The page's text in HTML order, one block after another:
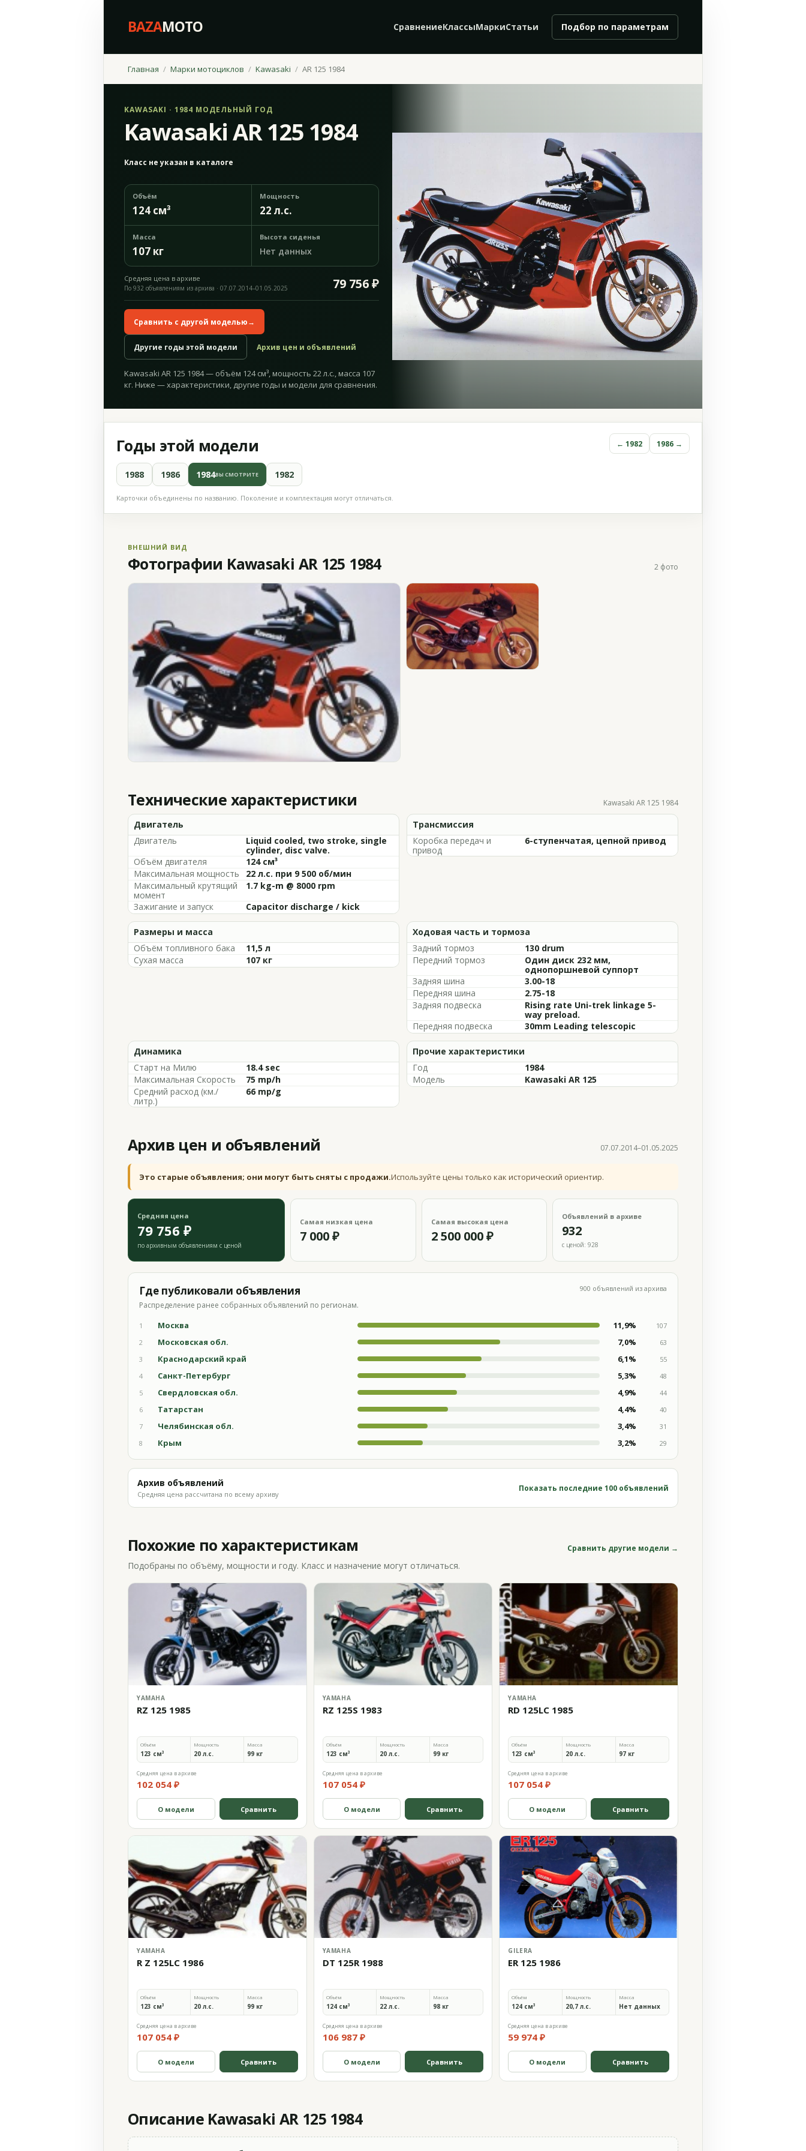
BAZAMOTO СравнениеКлассыМаркиСтатьи Подбор по параметрам
Главная Марки мотоциклов Kawasaki AR 125 1984
KAWASAKI · 1984 МОДЕЛЬНЫЙ ГОД
Kawasaki AR 125 1984
Класс не указан в каталоге
Объём
124 см³
Мощность
22 л.с.
Масса
107 кг
Высота сиденья
Нет данных
Средняя цена в архиве 79 756 ₽
По 932 объявлениям из архива · 07.07.2014–01.05.2025
Сравнить с другой моделью→
Другие годы этой модели Архив цен и объявлений
Kawasaki AR 125 1984 — объём 124 см³, мощность 22 л.с., масса 107
кг. Ниже — характеристики, другие годы и модели для сравнения.
Годы этой модели ← 1982 1986 →
1988 1986 1984ВЫ СМОТРИТЕ 1982
Карточки объединены по названию. Поколение и комплектация могут отличаться.
ВНЕШНИЙ ВИД
Фотографии Kawasaki AR 125 1984 2 фото
Технические характеристики Kawasaki AR 125 1984
Двигатель
Двигатель
Liquid cooled, two stroke, single
cylinder, disc valve.
Объём двигателя
124 см³
Максимальная мощность
22 л.с. при 9 500 об/мин
Максимальный крутящий
момент
1.7 kg-m @ 8000 rpm
Зажигание и запуск
Capacitor discharge / kick
Трансмиссия
Коробка передач и
привод
6-ступенчатая, цепной привод
Размеры и масса
Объём топливного бака
11,5 л
Сухая масса
107 кг
Ходовая часть и тормоза
Задний тормоз
130 drum
Передний тормоз
Один диск 232 мм,
однопоршневой суппорт
Задняя шина
3.00-18
Передняя шина
2.75-18
Задняя подвеска
Rising rate Uni-trek linkage 5-
way preload.
Передняя подвеска
30mm Leading telescopic
Динамика
Старт на Милю
18.4 sec
Максимальная Скорость
75 mp/h
Средний расход (км./
литр.)
66 mp/g
Прочие характеристики
Год
1984
Модель
Kawasaki AR 125
Архив цен и объявлений 07.07.2014–01.05.2025
Это старые объявления; они могут быть сняты с продажи.Используйте цены только как исторический ориентир.
Средняя цена
79 756 ₽
по архивным объявлениям с ценой
Самая низкая цена
7 000 ₽
Самая высокая цена
2 500 000 ₽
Объявлений в архиве
932
с ценой: 928
Где публиковали объявления
Распределение ранее собранных объявлений по регионам.
900 объявлений из архива
1 Москва 11,9%
107
2
Московская обл. 7,0%
63
3
Краснодарский край 6,1%
55
4
Санкт-Петербург 5,3%
48
5
Свердловская обл. 4,9%
44
6
Татарстан 4,4%
40
7
Челябинская обл. 3,4%
31
8
Крым 3,2% 29
Архив объявлений
Средняя цена рассчитана по всему архиву
Показать последние 100 объявлений
Похожие по характеристикам Сравнить другие модели →
Подобраны по объёму, мощности и году. Класс и назначение могут отличаться.
YAMAHA
RZ 125 1985
Объём
123 см³
Мощность
20 л.с.
Масса
99 кг
Средняя цена в архиве
102 054 ₽
О модели Сравнить
YAMAHA
RZ 125S 1983
Объём
123 см³
Мощность
20 л.с.
Масса
99 кг
Средняя цена в архиве
107 054 ₽
О модели Сравнить
YAMAHA
RD 125LC 1985
Объём
123 см³
Мощность
20 л.с.
Масса
97 кг
Средняя цена в архиве
107 054 ₽
О модели Сравнить
YAMAHA
R Z 125LC 1986
Объём
123 см³
Мощность
20 л.с.
Масса
99 кг
Средняя цена в архиве
107 054 ₽
О модели Сравнить
YAMAHA
DT 125R 1988
Объём
124 см³
Мощность
22 л.с.
Масса
98 кг
Средняя цена в архиве
106 987 ₽
О модели Сравнить
GILERA
ER 125 1986
Объём
124 см³
Мощность
20,7 л.с.
Масса
Нет данных
Средняя цена в архиве
59 974 ₽
О модели Сравнить
Описание Kawasaki AR 125 1984